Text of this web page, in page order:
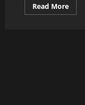
Read MoreRead
more